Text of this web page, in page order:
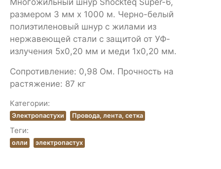
Многожильный шнур Shockteq Super-6,
размером 3 мм х 1000 м. Черно-белый
полиэтиленовый шнур с жилами из
нержавеющей стали с защитой от УФ-
излучения 5х0,20 мм и меди 1х0,20 мм.
Сопротивление: 0,98 Ом. Прочность на
растяжение: 87 кг
Категории:
Электропастухи Провода, лента, сетка
Теги:
олли электропастух